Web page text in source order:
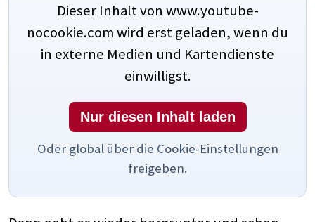
Dieser Inhalt von www.youtube-
nocookie.com wird erst geladen, wenn du
in externe Medien und Kartendienste
einwilligst.
Nur diesen Inhalt laden
Oder global über die Cookie-Einstellungen
freigeben.